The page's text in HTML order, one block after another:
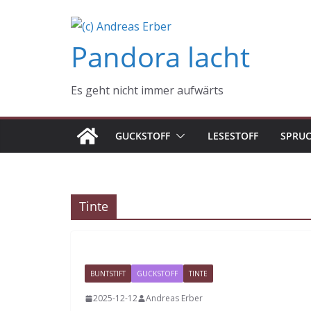
Pandora lacht
Es geht nicht immer aufwärts
GUCKSTOFF LESESTOFF
Tinte
BUNTSTIFT GUCKSTOFF TINTE
2025-12-12 Andreas Erber